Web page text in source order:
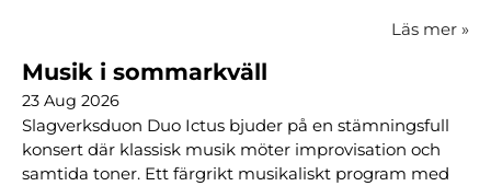
Läs mer »
Musik i sommarkväll
23 Aug 2026
Slagverksduon Duo Ictus bjuder på en stämningsfull
konsert där klassisk musik möter improvisation och
samtida toner. Ett färgrikt musikaliskt program med